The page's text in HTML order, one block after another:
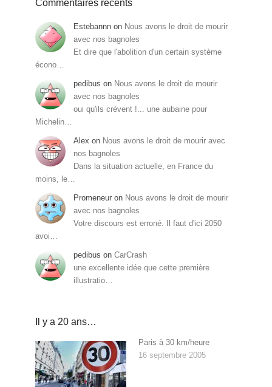
Commentaires récents
Estebannn on Nous avons le droit de mourir
avec nos bagnoles
Et dire que l'abolition d'un certain système
écono…
pedibus on Nous avons le droit de mourir
avec nos bagnoles
oui qu'ils crèvent !... une aubaine pour
Michelin…
Alex on Nous avons le droit de mourir avec
nos bagnoles
Dans la situation actuelle, en France du
moins, le…
Promeneur on Nous avons le droit de mourir
avec nos bagnoles
Votre discours est erroné. Il faut d'ici 2050
avoi…
pedibus on CarCrash
une excellente idée que cette première
illustratio…
Il y a 20 ans…
Paris à 30 km/heure
16 septembre 2005